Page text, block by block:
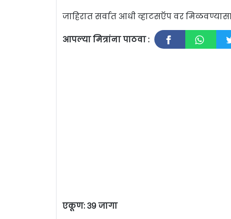
जाहिरात सर्वात आधी व्हाटसऍप वर
आपल्या मित्रांना पाठवा :
एकूण: ३९ जागा